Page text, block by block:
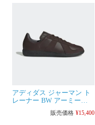
アディダス ジャーマン ト
レーナー BW アーミー
JR2003 メンズ レディース
販売価格 ¥15,400